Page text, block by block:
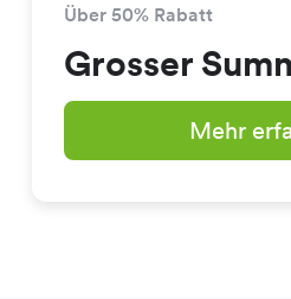
Über 50% Rabatt
Grosser
Mehr